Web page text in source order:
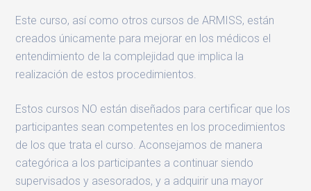
Este curso, así como otros cursos de ARMISS, están
creados únicamente para mejorar en los médicos el
entendimiento de la complejidad que implica la
realización de estos procedimientos.
Estos cursos NO están diseñados para certificar que los
participantes sean competentes en los procedimientos
de los que trata el curso. Aconsejamos de manera
categórica a los participantes a continuar siendo
supervisados y asesorados, y a adquirir una mayor